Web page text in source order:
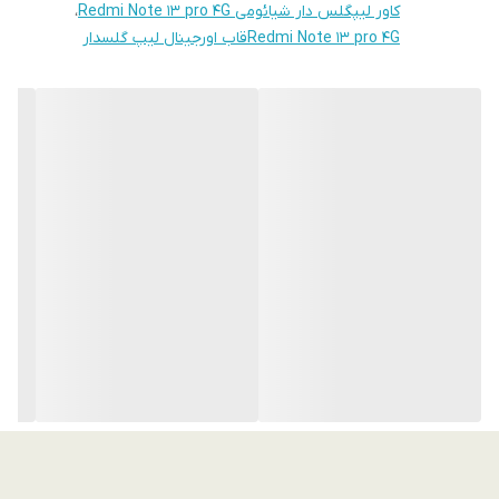
کاور لیپگلس دار شیائومی Redmi Note 13 pro 4G
،
Redmi Note 13 pro 4Gقاب اورجینال لیپ گلسدار